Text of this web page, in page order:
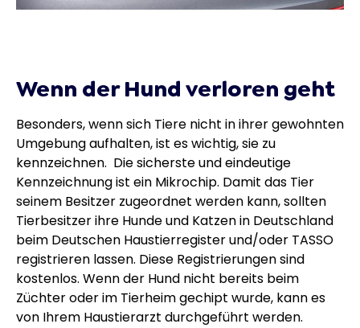
Wenn der Hund verloren geht
Besonders, wenn sich Tiere nicht in ihrer gewohnten
Umgebung aufhalten, ist es wichtig, sie zu
kennzeichnen. Die sicherste und eindeutige
Kennzeichnung ist ein Mikrochip. Damit das Tier
seinem Besitzer zugeordnet werden kann, sollten
Tierbesitzer ihre Hunde und Katzen in Deutschland
beim Deutschen Haustierregister und/oder TASSO
registrieren lassen. Diese Registrierungen sind
kostenlos. Wenn der Hund nicht bereits beim
Züchter oder im Tierheim gechipt wurde, kann es
von Ihrem Haustierarzt durchgeführt werden.